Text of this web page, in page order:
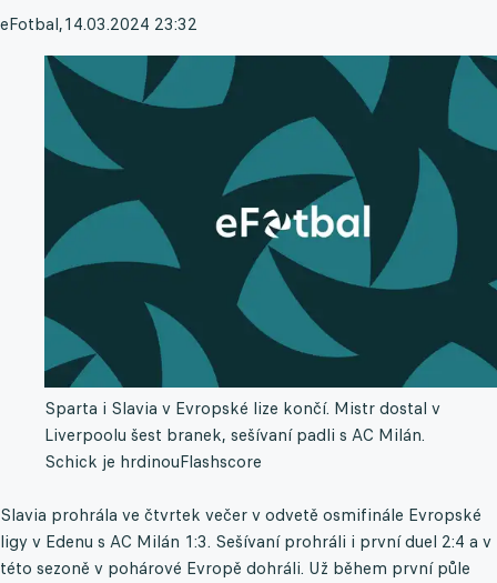
eFotbal,14.03.2024 23:32
Sparta i Slavia v Evropské lize končí. Mistr dostal v
Liverpoolu šest branek, sešívaní padli s AC Milán.
Schick je hrdinouFlashscore
Slavia prohrála ve čtvrtek večer v odvetě osmifinále Evropské
ligy v Edenu s AC Milán 1:3. Sešívaní prohráli i první duel 2:4 a v
této sezoně v pohárové Evropě dohráli. Už během první půle